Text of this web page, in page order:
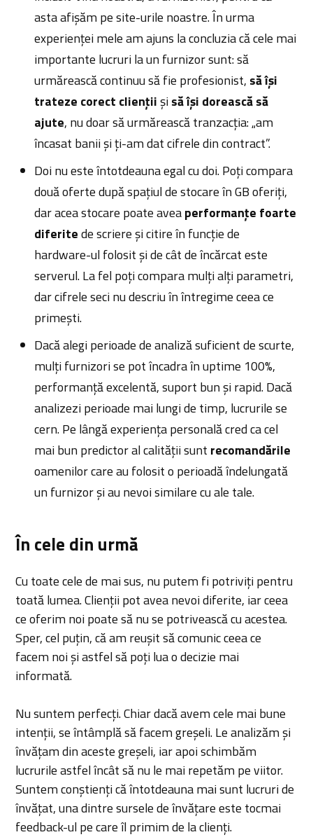
asta afișăm pe site-urile noastre. În urma
experienței mele am ajuns la concluzia că cele mai
importante lucruri la un furnizor sunt: să
urmărească continuu să fie profesionist, să își
trateze corect cliențiiși să își dorească să
ajute, nu doar să urmărească tranzacția: „am
încasat banii și ți-am dat cifrele din contract”.
Doi nu este întotdeauna egal cu doi. Poți compara
două oferte după spațiul de stocare în GB oferiți,
dar acea stocare poate aveaperformanțe foarte
diferitede scriere și citire în funcție de
hardware-ul folosit și de cât de încărcat este
serverul. La fel poți compara mulți alți parametri,
dar cifrele seci nu descriu în întregime ceea ce
primești.
Dacă alegi perioade de analiză suficient de scurte,
mulți furnizori se pot încadra în uptime 100%,
performanță excelentă, suport bun și rapid. Dacă
analizezi perioade mai lungi de timp, lucrurile se
cern. Pe lângă experiența personală cred ca cel
mai bun predictor al calității sunt recomandările
oamenilor care au folosit o perioadă îndelungată
un furnizor și au nevoi similare cu ale tale.
În cele din urmă
Cu toate cele de mai sus, nu putem fi potriviți pentru
toată lumea. Clienții pot avea nevoi diferite, iar ceea
ce oferim noi poate să nu se potrivească cu acestea.
Sper, cel puțin, că am reușit să comunic ceea ce
facem noi și astfel să poți lua o decizie mai
informată.
Nu suntem perfecți. Chiar dacă avem cele mai bune
intenții, se întâmplă să facem greșeli. Le analizăm și
învățam din aceste greșeli, iar apoi schimbăm
lucrurile astfel încât să nu le mai repetăm pe viitor.
Suntem conștienți că întotdeauna mai sunt lucruri de
învățat, una dintre sursele de învățare este tocmai
feedback-ul pe care îl primim de la clienți.